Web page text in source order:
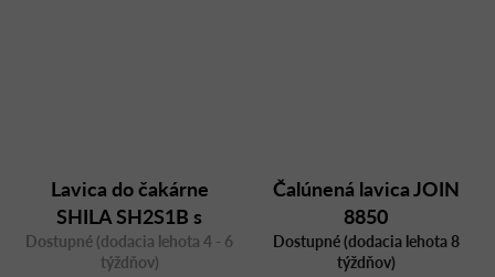
Lavica do čakárne
SHILA SH2S1B s
podrúčkami
Dostupné (dodacia lehota 4 - 6
týždňov)
Čalúnená lavica JOIN
8850
Dostupné (dodacia lehota 8
týždňov)